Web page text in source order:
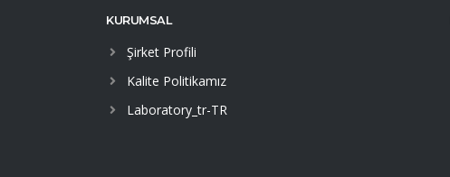
KURUMSAL
Şirket Profili
Kalite Politikamız
Laboratory_tr-TR